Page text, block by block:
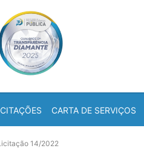
CARTA DE SERVIÇOS
14/2022